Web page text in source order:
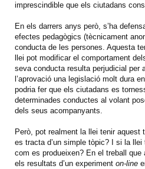
imprescindible que els ciutadans
En els darrers anys però, s’ha
efectes pedagògics (tècnicament
conducta de les persones. Aquesta
llei pot modificar el comportament
seva conducta resulta perjudicial per
l’aprovació una legislació molt dura
podria fer que els ciutadans es
determinades conductes al volant
dels seus acompanyants.
Però, pot realment la llei tenir aquest
es tracta d’un simple tòpic? I si la
com es produeixen? En el treball
els resultats d’un experiment on-line